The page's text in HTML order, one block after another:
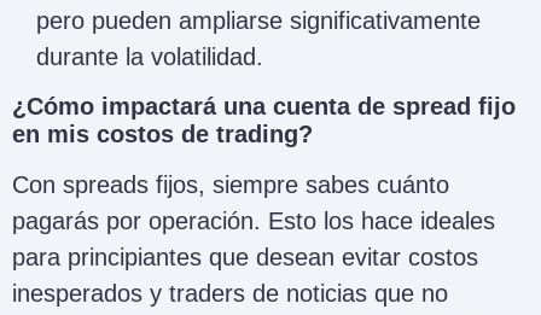
pero pueden ampliarse significativamente
durante la volatilidad.
¿Cómo impactará una cuenta de spread fijo
en mis costos de trading?
Con spreads fijos, siempre sabes cuánto
pagarás por operación. Esto los hace ideales
para principiantes que desean evitar costos
inesperados y traders de noticias que no